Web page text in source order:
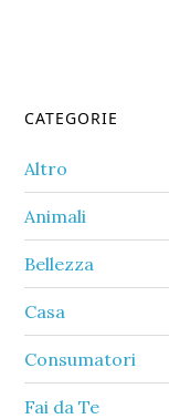
Primary
Sidebar
CATEGORIE
Altro
Animali
Bellezza
Casa
Consumatori
Fai da Te